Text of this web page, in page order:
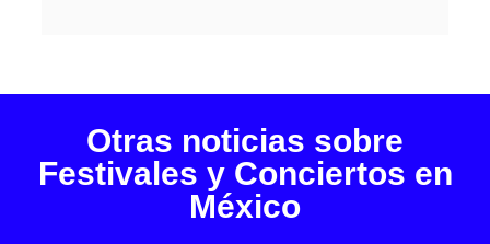
Otras noticias sobre
Festivales y Conciertos en
México